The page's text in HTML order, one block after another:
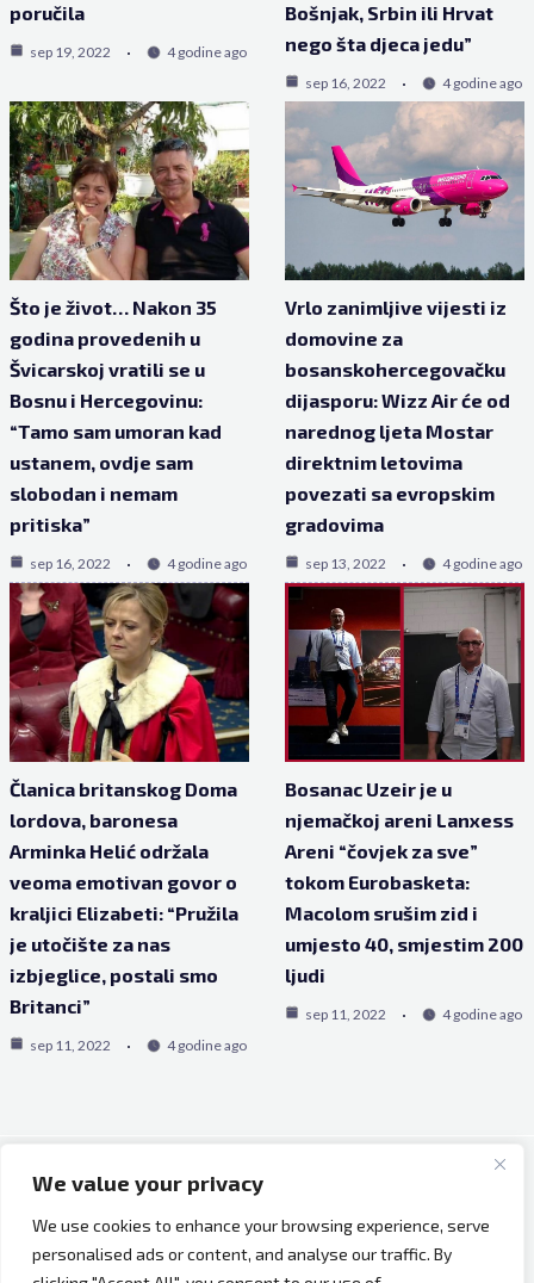
We value your privacy
We use cookies to enhance your browsing experience, serve
personalised ads or content, and analyse our traffic. By
poručila
sep 19, 2022 4 godine ago
Bošnjak, Srbin ili Hrvat
nego šta djeca jedu”
sep 16, 2022 4 godine ago
Što je život… Nakon 35
godina provedenih u
Švicarskoj vratili se u
Bosnu i Hercegovinu:
“Tamo sam umoran kad
ustanem, ovdje sam
slobodan i nemam
pritiska”
sep 16, 2022 4 godine ago
Vrlo zanimljive vijesti iz
domovine za
bosanskohercegovačku
dijasporu: Wizz Air će od
narednog ljeta Mostar
direktnim letovima
povezati sa evropskim
gradovima
sep 13, 2022 4 godine ago
Članica britanskog Doma
lordova, baronesa
Arminka Helić održala
veoma emotivan govor o
kraljici Elizabeti: “Pružila
je utočište za nas
izbjeglice, postali smo
Britanci”
sep 11, 2022 4 godine ago
Bosanac Uzeir je u
njemačkoj areni Lanxess
Areni “čovjek za sve”
tokom Eurobasketa:
Macolom srušim zid i
umjesto 40, smjestim 200
ljudi
sep 11, 2022 4 godine ago
Copyright © 2026 Bh Dijaspora.
O nama
Marketing